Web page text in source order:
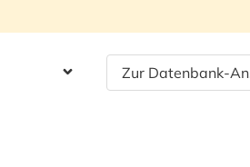
Zur Datenbank-